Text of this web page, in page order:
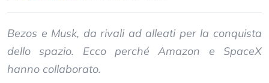
Bezos e Musk, da rivali ad alleati per la conquista
dello spazio. Ecco perché Amazon e SpaceX
hanno collaborato.